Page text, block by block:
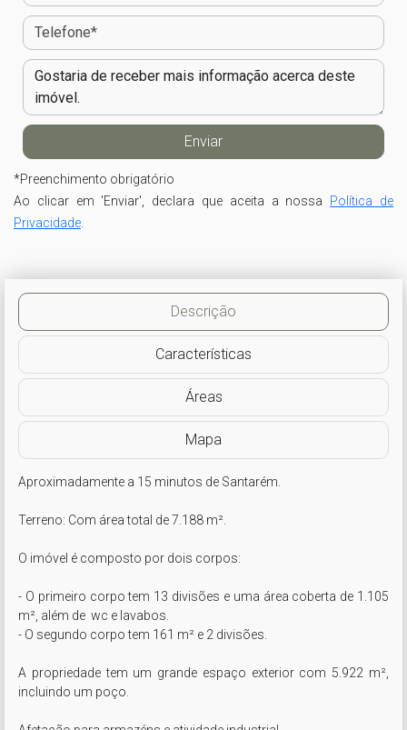
*Preenchimento obrigatório
Ao clicar em 'Enviar', declara que aceita a nossa Política de
Privacidade.
Descrição
Características
Áreas
Mapa
Aproximadamente a 15 minutos de Santarém.
Terreno: Com área total de 7.188 m².
O imóvel é composto por dois corpos:
- O primeiro corpo tem 13 divisões e uma área coberta de 1.105
m², além de  wc e lavabos.
- O segundo corpo tem 161 m² e 2 divisões.
A propriedade tem um grande espaço exterior com 5.922 m²,
incluindo um poço.